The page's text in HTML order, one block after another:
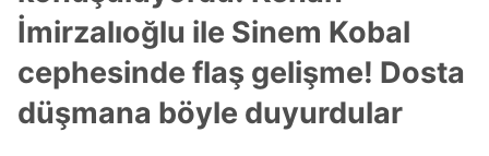
İmirzalıoğlu ile Sinem Kobal
cephesinde flaş gelişme! Dosta
düşmana böyle duyurdular